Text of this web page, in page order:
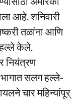
आहे. शनिवारी
तळांना आणि
हल्ले केले.
नियंत्रण
भागात सलग हल्ले-
चार महिन्यांपूर्